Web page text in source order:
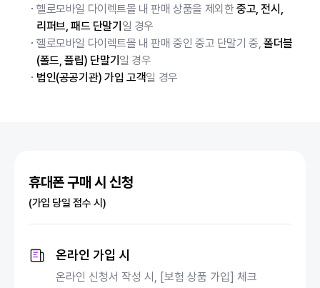
헬로모바일 다이렉트몰 내 판매 상품을 제외한중고, 전시,
리퍼브, 패드 단말기 일 경우
헬로모바일 다이렉트몰 내 판매 중인 중고 단말기 중, 폴더블
(폴드, 플립) 단말기 일 경우
법인(공공기관) 가입 고객일 경우
휴대폰 구매 시 신청
(가입 당일 접수 시)
온라인 가입 시
온라인 신청서 작성 시, [보험 상품 가입] 체크